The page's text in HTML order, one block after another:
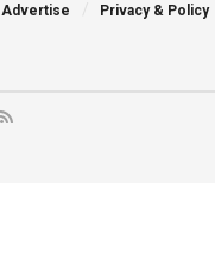
Advertise Privacy & Policy